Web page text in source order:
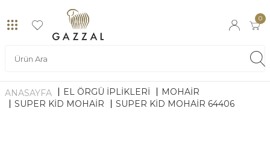
0
ANASAYFA EL ÖRGÜ İPLİKLERİ
MOHAIR
SUPER KID MOHAIR
SUPER KID MOHAIR 64406